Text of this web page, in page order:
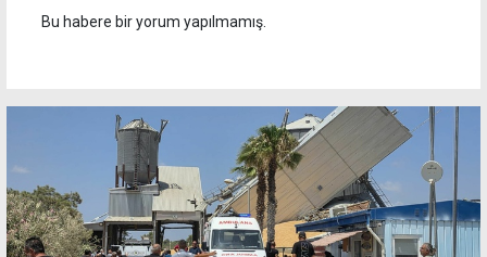
Bu habere bir yorum yapılmamış.